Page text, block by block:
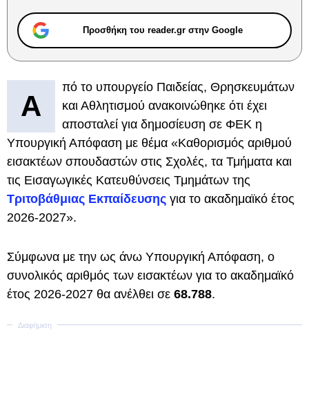
Προσθήκη του reader.gr στην Google
Α
πό το υπουργείο Παιδείας, Θρησκευμάτων
και Αθλητισμού ανακοινώθηκε ότι έχει
αποσταλεί για δημοσίευση σε ΦΕΚ η
Υπουργική Απόφαση με θέμα «Καθορισμός αριθμού
εισακτέων σπουδαστών στις Σχολές, τα Τμήματα και
τις Εισαγωγικές Κατευθύνσεις Τμημάτων της
Τριτοβάθμιας Εκπαίδευσης για το ακαδημαϊκό έτος
2026-2027».
Σύμφωνα με την ως άνω Υπουργική Απόφαση, ο
συνολικός αριθμός των εισακτέων για το ακαδημαϊκό
έτος 2026-2027 θα ανέλθει σε 68.788.